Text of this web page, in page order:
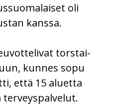
oli
kanssa.
torstai-
kunnes sopu
että 15 aluetta
terveyspalvelut.